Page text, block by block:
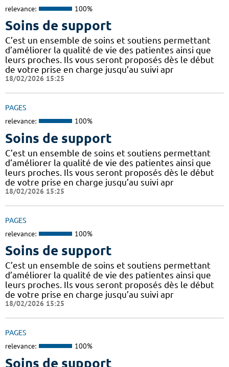
relevance: 100%
Soins de support
C’est un ensemble de soins et soutiens permettant
d’améliorer la qualité de vie des patientes ainsi que
leurs proches. Ils vous seront proposés dès le début
de votre prise en charge jusqu’au suivi apr
18/02/2026 15:25
PAGES
relevance: 100%
Soins de support
C’est un ensemble de soins et soutiens permettant
d’améliorer la qualité de vie des patientes ainsi que
leurs proches. Ils vous seront proposés dès le début
de votre prise en charge jusqu’au suivi apr
18/02/2026 15:25
PAGES
relevance: 100%
Soins de support
C’est un ensemble de soins et soutiens permettant
d’améliorer la qualité de vie des patientes ainsi que
leurs proches. Ils vous seront proposés dès le début
de votre prise en charge jusqu’au suivi apr
18/02/2026 15:25
PAGES
relevance: 100%
Soins de support